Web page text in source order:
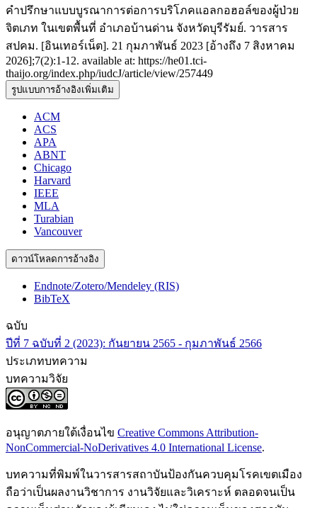
คำปรึกษาแบบบูรณาการต่อการบริโภคแอลกอฮอล์ของผู้ป่วย
จิตเภท ในเขตพื้นที่ อำเภอบ้านด่าน จังหวัดบุรีรัมย์. วารสาร
สปคม. [อินเทอร์เน็ต]. 21 กุมภาพันธ์ 2023 [อ้างถึง 7 สิงหาคม
2026];7(2):1-12. available at: https://he01.tci-
thaijo.org/index.php/iudcJ/article/view/257449
รูปแบบการอ้างอิงเพิ่มเติม
ACM
ACS
APA
ABNT
Chicago
Harvard
IEEE
MLA
Turabian
Vancouver
ดาวน์โหลดการอ้างอิง
Endnote/Zotero/Mendeley (RIS)
BibTeX
ฉบับ
ปีที่ 7 ฉบับที่ 2 (2023): กันยายน 2565 - กุมภาพันธ์ 2566
ประเภทบทความ
บทความวิจัย
อนุญาตภายใต้เงื่อนไข Creative Commons Attribution-
NonCommercial-NoDerivatives 4.0 International License.
บทความที่พิมพ์ในวารสารสถาบันป้องกันควบคุมโรคเขตเมือง
ถือว่าเป็นผลงานวิชาการ งานวิจัยและวิเคราะห์ ตลอดจนเป็น